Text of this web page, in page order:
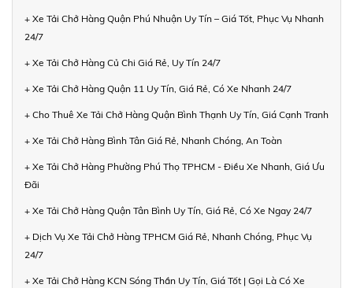
+ Xe Tải Chở Hàng Quận Phú Nhuận Uy Tín – Giá Tốt, Phục Vụ Nhanh
24/7
+ Xe Tải Chở Hàng Củ Chi Giá Rẻ, Uy Tín 24/7
+ Xe Tải Chở Hàng Quận 11 Uy Tín, Giá Rẻ, Có Xe Nhanh 24/7
+ Cho Thuê Xe Tải Chở Hàng Quận Bình Thạnh Uy Tín, Giá Cạnh Tranh
+ Xe Tải Chở Hàng Bình Tân Giá Rẻ, Nhanh Chóng, An Toàn
+ Xe Tải Chở Hàng Phường Phú Thọ TPHCM - Điều Xe Nhanh, Giá Ưu
Đãi
+ Xe Tải Chở Hàng Quận Tân Bình Uy Tín, Giá Rẻ, Có Xe Ngay 24/7
+ Dịch Vụ Xe Tải Chở Hàng TPHCM Giá Rẻ, Nhanh Chóng, Phục Vụ
24/7
+ Xe Tải Chở Hàng KCN Sóng Thần Uy Tín, Giá Tốt | Gọi Là Có Xe